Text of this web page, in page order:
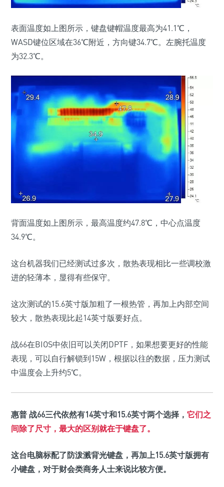
表面温度如上图所示，键盘键帽温度最高为41.1℃，
WASD键位区域在36℃附近，方向键34.7℃。左腕托温度
为32.3℃。
背面温度如上图所示，最高温度约47.8℃，中心点温度
34.9℃。
这台机器我们已经测试过多次，散热表现相比一些调校激
进的轻薄本，显得有些保守。
这次测试的15.6英寸版加粗了一根热管，再加上内部空间
较大，散热表现比起14英寸版要好点。
战66在BIOS中依旧可以关闭DPTF，如果想要更好的性能
表现，可以自行解锁到15W，根据以往的数据，压力测试
中温度会上升约5℃。
惠普 战66三代依然有14英寸和15.6英寸两个选择， 它们之
间除了尺寸，最大的区别就在于键盘了。
这台电脑标配了防泼溅背光键盘 ，再加上15.6英寸版拥有
小键盘，对于财会类商务人士来说比较方便。